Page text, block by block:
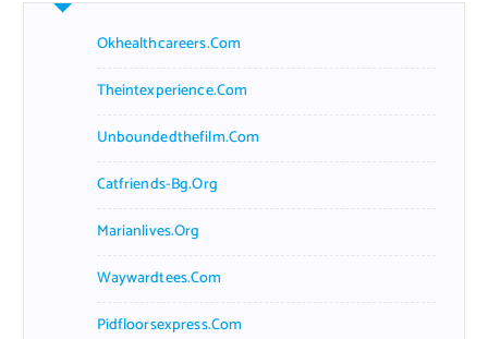
Okhealthcareers.com
Theintexperience.com
Unboundedthefilm.com
Catfriends-Bg.org
Marianlives.org
Waywardtees.com
Pidfloorsexpress.com